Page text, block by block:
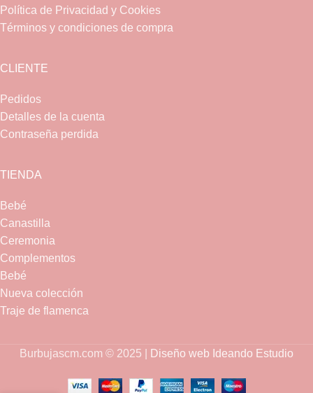
Política de Privacidad y Cookies
Términos y condiciones de compra
CLIENTE
Pedidos
Detalles de la cuenta
Contraseña perdida
TIENDA
Bebé
Canastilla
Ceremonia
Complementos
Bebé
Nueva colección
Traje de flamenca
Burbujascm.com © 2025 | Diseño web Ideando Estudio